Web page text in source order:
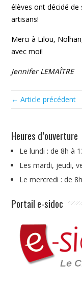
élèves ont décidé de
artisans!
Merci à Lilou,
avec moi!
Jennifer LEMAÎTRE
← Article précédent
Heures d’ouverture
Le lundi : de 8h à
Les mardi, jeudi,
Le mercredi : de
Portail e-sidoc